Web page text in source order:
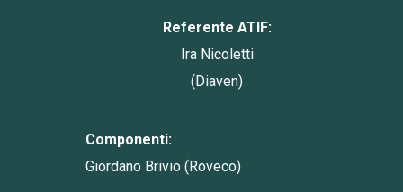
Referente ATIF:
Ira Nicoletti
(Diaven)
Componenti:
Giordano Brivio (Roveco)